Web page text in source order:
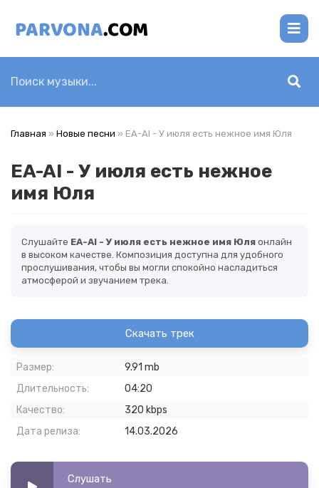
Главная » Новые песни » EA-AI - У июля есть нежное имя Юля
EA-AI - У июля есть нежное
имя Юля
Слушайте EA-AI - У июля есть нежное имя Юля онлайн
в высоком качестве. Композиция доступна для удобного
прослушивания, чтобы вы могли спокойно насладиться
атмосферой и звучанием трека.
Скачать трек
Размер:
9.91 mb
Длительность:
04:20
Качество:
320 kbps
Дата релиза:
14.03.2026
Слушать